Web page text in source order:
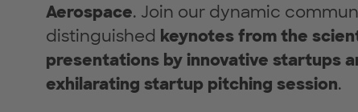
Aerospace. Join our dynamic
distinguished keynotes from the
presentations by innovative startups
exhilarating startup pitching session.